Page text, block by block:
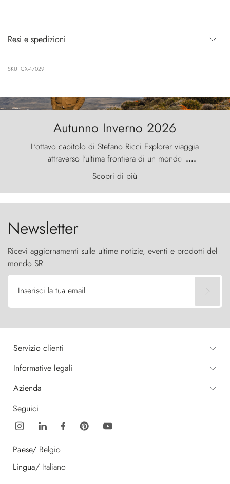
Resi e spedizioni
SKU: CX-47029
Autunno Inverno 2026
L'ottavo capitolo di Stefano Ricci Explorer viaggia
attraverso l'ultima frontiera di un mondo
primordiale, dove il vento scolpisce la natura con
furia ancestrale e le Torres del Paine sfidano il
cielo come sentinelle di pietra.
....
Scopri di più
Newsletter
Ricevi aggiornamenti sulle ultime notizie, eventi e prodotti del
mondo SR
Inserisci la tua email
Servizio clienti
Informative legali
Azienda
Seguici
Paese/ Belgio
Lingua/ Italiano